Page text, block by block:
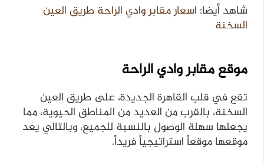
شاهد أيضا: اسعار مقابر وادي الراحة طريق العين
السخنة
موقع مقابر وادي الراحة
تقع في قلب القاهرة الجديدة، على طريق العين
السخنة، بالقرب من العديد من المناطق الحيوية، مما
يجعلها سهلة الوصول بالنسبة للجميع، وبالتالي يعد
موقعها موقعاً استراتيجياً فريداً.